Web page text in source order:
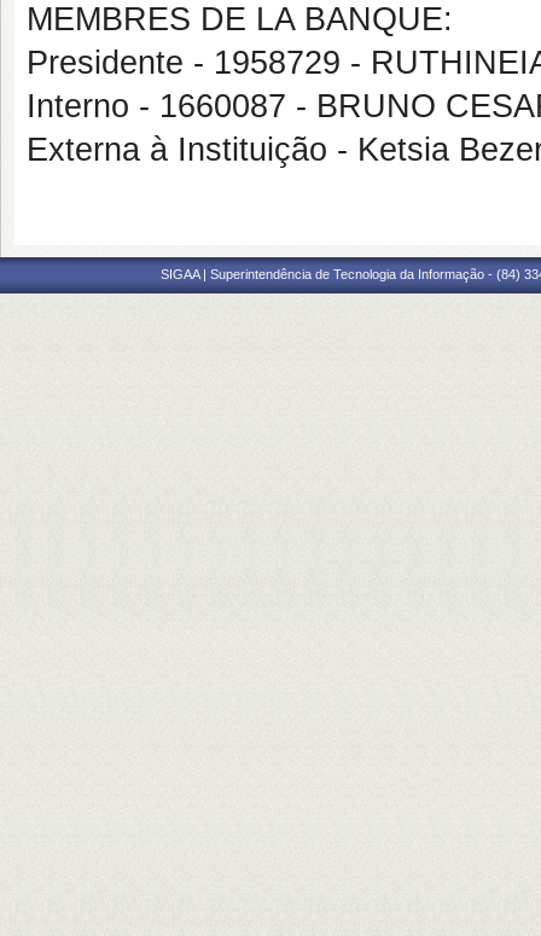
MEMBRES DE LA BANQUE:
Presidente - 1958729 -
Interno - 1660087 - BRUNO
Externa à Instituição - Ketsia
SIGAA | Superintendência de Tecnologia da Informação - (84)